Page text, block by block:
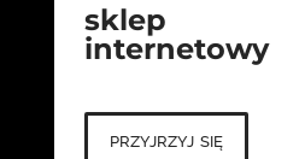
sklep
internetowy
przyjrzyj się